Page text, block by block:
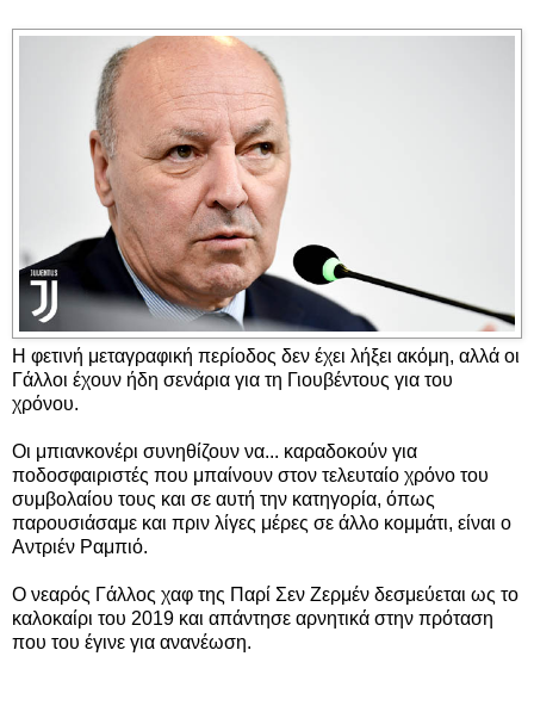
Η φετινή μεταγραφική περίοδος δεν έχει λήξει ακόμη, αλλά οι
Γάλλοι έχουν ήδη σενάρια για τη Γιουβέντους για του
χρόνου.
Οι μπιανκονέρι συνηθίζουν να... καραδοκούν για
ποδοσφαιριστές που μπαίνουν στον τελευταίο χρόνο του
συμβολαίου τους και σε αυτή την κατηγορία, όπως
παρουσιάσαμε και πριν λίγες μέρες σε άλλο κομμάτι, είναι ο
Αντριέν Ραμπιό.
Ο νεαρός Γάλλος χαφ της Παρί Σεν Ζερμέν δεσμεύεται ως το
καλοκαίρι του 2019 και απάντησε αρνητικά στην πρόταση
που του έγινε για ανανέωση.